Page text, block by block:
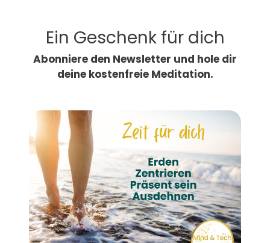
Ein Geschenk für dich
Abonniere den Newsletter und hole dir
deine kostenfreie Meditation.